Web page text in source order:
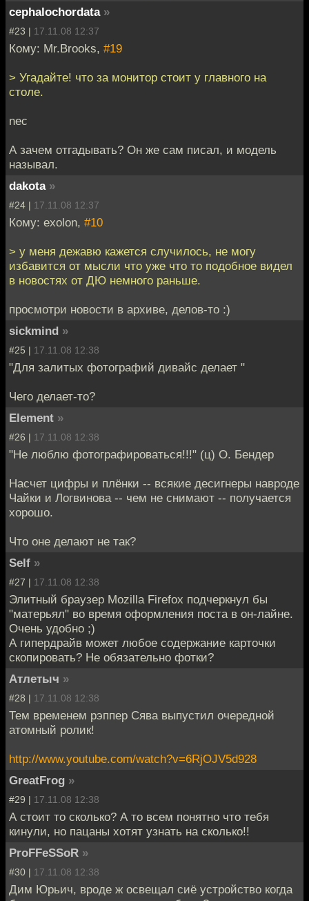
cephalochordata »
#23 | 17.11.08 12:37
Кому: Mr.Brooks, #19
> Угадайте! что за монитор стоит у главного на
столе.
nec
А зачем отгадывать? Он же сам писал, и модель
называл.
dakota »
#24 | 17.11.08 12:37
Кому: exolon, #10
> у меня дежавю кажется случилось, не могу
избавится от мысли что уже что то подобное видел
в новостях от ДЮ немного раньше.
просмотри новости в архиве, делов-то :)
sickmind »
#25 | 17.11.08 12:38
"Для залитых фотографий дивайс делает "
Чего делает-то?
Element »
#26 | 17.11.08 12:38
"Не люблю фотографироваться!!!" (ц) О. Бендер
Насчет цифры и плёнки -- всякие десигнеры навроде
Чайки и Логвинова -- чем не снимают -- получается
хорошо.
Что оне делают не так?
Self »
#27 | 17.11.08 12:38
Элитный браузер Mozilla Firefox подчеркнул бы
"матерьял" во время оформления поста в он-лайне.
Очень удобно ;)
А гипердрайв может любое содержание карточки
скопировать? Не обязательно фотки?
Атлетыч »
#28 | 17.11.08 12:38
Тем временем рэппер Сява выпустил очередной
атомный ролик!
http://www.youtube.com/watch?v=6RjOJV5d928
GreatFrog »
#29 | 17.11.08 12:38
А стоит то сколько? А то всем понятно что тебя
кинули, но пацаны хотят узнать на сколько!!
ProFFeSSoR »
#30 | 17.11.08 12:38
Дим Юрьич, вроде ж освещал сиё устройство когда